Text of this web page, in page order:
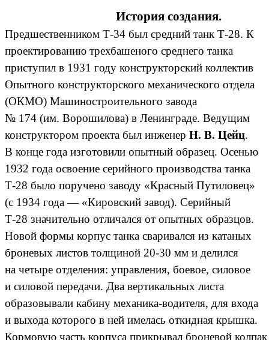
История создания.
Предшественником Т-34 был средний танк Т-28. К
проектированию трехбашеного среднего танка
приступил в 1931 году конструкторский коллектив
Опытного конструкторского механического отдела
(ОКМО) Машиностроительного завода
№ 174 (им. Ворошилова) в Ленинграде. Ведущим
конструктором проекта был инженер Н. В. Цейц.
В конце года изготовили опытный образец. Осенью
1932 года освоение серийного производства танка
Т-28 было поручено заводу «Красный Путиловец»
(с 1934 года — «Кировский завод). Серийный
Т-28 значительно отличался от опытных образцов.
Новой формы корпус танка сваривался из катаных
броневых листов толщиной 20-30 мм и делился
на четыре отделения: управления, боевое, силовое
и силовой передачи. Два вертикальных листа
образовывали кабину механика-водителя, для входа
и выхода которого в ней имелась откидная крышка.
Кормовую часть корпуса прикрывал броневой колпак